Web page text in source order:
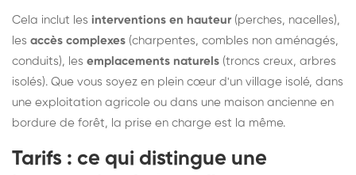
Cela inclut les interventions en hauteur (perches, nacelles),
les accès complexes (charpentes, combles non aménagés,
conduits), les emplacements naturels (troncs creux, arbres
isolés). Que vous soyez en plein cœur d'un village isolé, dans
une exploitation agricole ou dans une maison ancienne en
bordure de forêt, la prise en charge est la même.
Tarifs : ce qui distingue une